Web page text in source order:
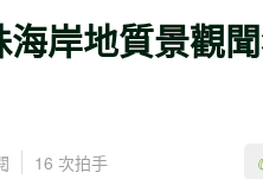
岸地質景觀
16 次拍手